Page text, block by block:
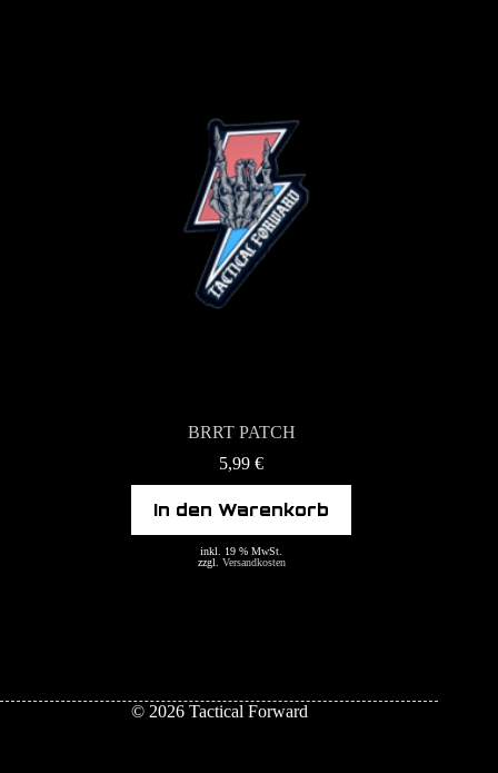
BRRT PATCH
5,99€
In den Warenkorb
inkl. 19 % MwSt.
zzgl. Versandkosten
© 2026 Tactical Forward